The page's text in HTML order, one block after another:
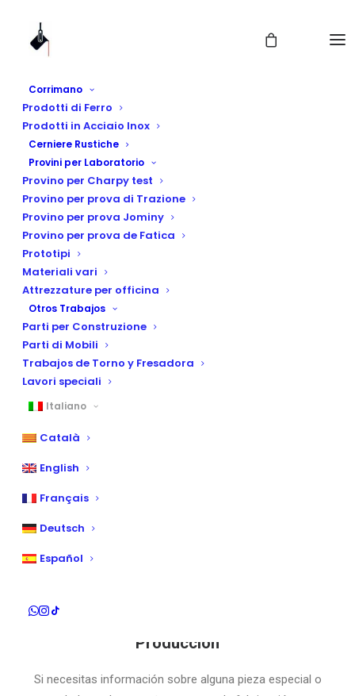
Corrimano
Prodotti di Ferro
Prodotti in Acciaio Inox
Cerniere Rustiche
Provini per Laboratorio
Provino per Charpy test
Provino per prova di Trazione
Provino per prova Jominy
Provino per prova de Fatica
Prototipi
Materiali vari
Attrezzature per officina
Otros Trabajos
Parti per Construzione
Parti di Mobili
Trabajos de Torno y Fresadora
Lavori speciali
Italiano
Català
English
Français
Deutsch
Español
Contacta con
nosotros
Producción
Si necesitas información sobre alguna pieza especial o